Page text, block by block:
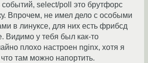
событий, select/poll это брутфорс
Впрочем, не имел дело с особыми
в линуксе, для них есть фрибсд
Видимо у тебя был как-то
плохо настроен nginx, хотя я
там можно напортить.